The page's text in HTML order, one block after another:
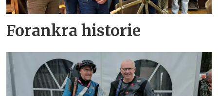
Forankra historie